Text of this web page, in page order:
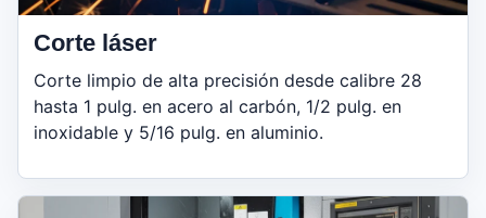
Corte láser
Corte limpio de alta precisión desde calibre 28
hasta 1 pulg. en acero al carbón, 1/2 pulg. en
inoxidable y 5/16 pulg. en aluminio.